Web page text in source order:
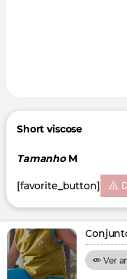
Short viscose
TamanhoM
[favorite_button]
Ver